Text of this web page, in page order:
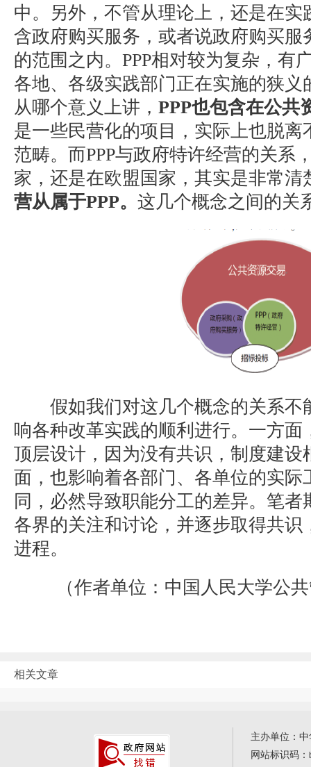
中。另外，不管从理论上，还是在实
含政府购买服务，或者说政府购买服
的范围之内。PPP相对较为复杂，有
各地、各级实践部门正在实施的狭义
从哪个意义上讲， PPP也包含在公共
是一些民营化的项目，实际上也脱离
范畴。而PPP与政府特许经营的关系
家，还是在欧盟国家，其实是非常清
营从属于PPP。 这几个概念之间的关
假如我们对这几个概念的关系不
响各种改革实践的顺利进行。一方面
顶层设计，因为没有共识，制度建设
面，也影响着各部门、各单位的实际
同，必然导致职能分工的差异。笔
各界的关注和讨论，并逐步取得共识
进程。
（作者单位：中国人民大学公共
相关文章
主办单位：
网站标识码：